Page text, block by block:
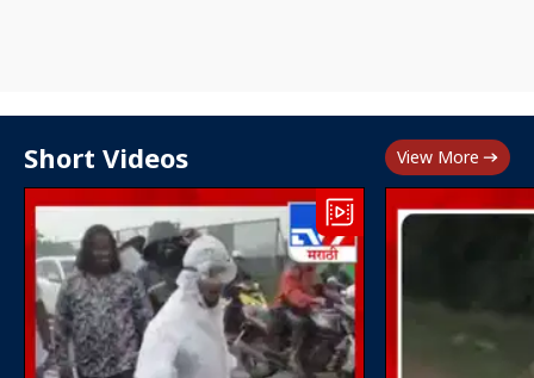
Short Videos View More